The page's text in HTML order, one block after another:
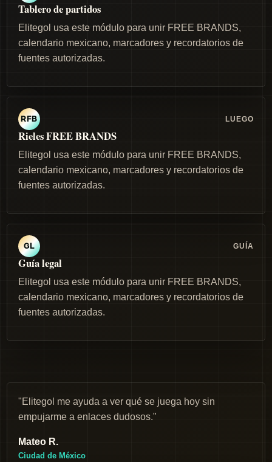
Tablero de partidos
Elitegol usa este módulo para unir FREE BRANDS,
calendario mexicano, marcadores y recordatorios de
fuentes autorizadas.
RFB LUEGO
Rieles FREE BRANDS
Elitegol usa este módulo para unir FREE BRANDS,
calendario mexicano, marcadores y recordatorios de
fuentes autorizadas.
GL GUÍA
Guía legal
Elitegol usa este módulo para unir FREE BRANDS,
calendario mexicano, marcadores y recordatorios de
fuentes autorizadas.
"Elitegol me ayuda a ver qué se juega hoy sin
empujarme a enlaces dudosos."
Mateo R.
Ciudad de México